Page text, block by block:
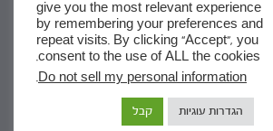
אתר שומר שבת
|
give you the most relevant experience
by remembering your preferences and
repeat visits. By clicking “Accept”, you
consent to the use of ALL the cookies.
Do not sell my personal information
.
הגדרות עוגיות קבל
x